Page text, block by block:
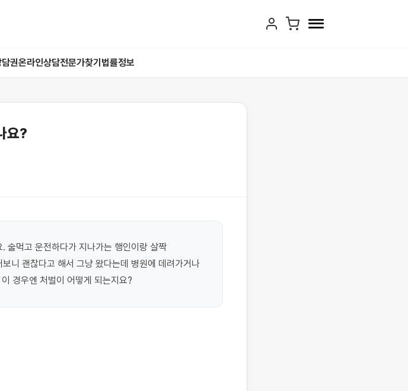
권온라인상담전문가찾기 법률정보
요?
술먹고 운전하다가 지나가는 행인이랑 살짝
니 괜찮다고 해서 그냥 왔다는데 병원에 데려가거나
경우엔 처벌이 어떻게 되는지요?